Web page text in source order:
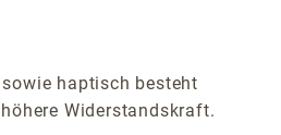
haptisch besteht
Widerstandskraft.